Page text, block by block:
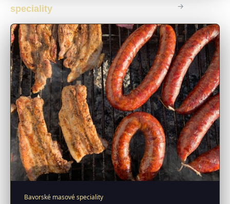
speciality
→
Bavorské masové speciality